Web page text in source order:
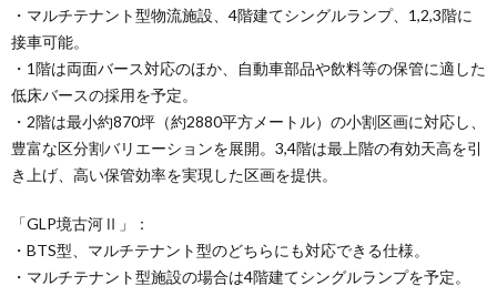
・マルチテナント型物流施設、4階建てシングルランプ、1,2,3階に
接車可能。
・1階は両面バース対応のほか、自動車部品や飲料等の保管に適した
低床バースの採用を予定。
・2階は最小約870坪（約2880平方メートル）の小割区画に対応し、
豊富な区分割バリエーションを展開。3,4階は最上階の有効天高を引
き上げ、高い保管効率を実現した区画を提供。
「GLP境古河Ⅱ」：
・BTS型、マルチテナント型のどちらにも対応できる仕様。
・マルチテナント型施設の場合は4階建てシングルランプを予定。